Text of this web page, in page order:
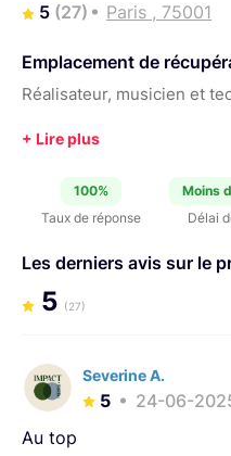
5 (27) Paris , 75001
Emplacement de
Réalisateur, musicien et
100%
Taux de réponse
Moins
Délai
Les derniers avis sur le
5 (27)
Severine A.
5
24-06-
Au top